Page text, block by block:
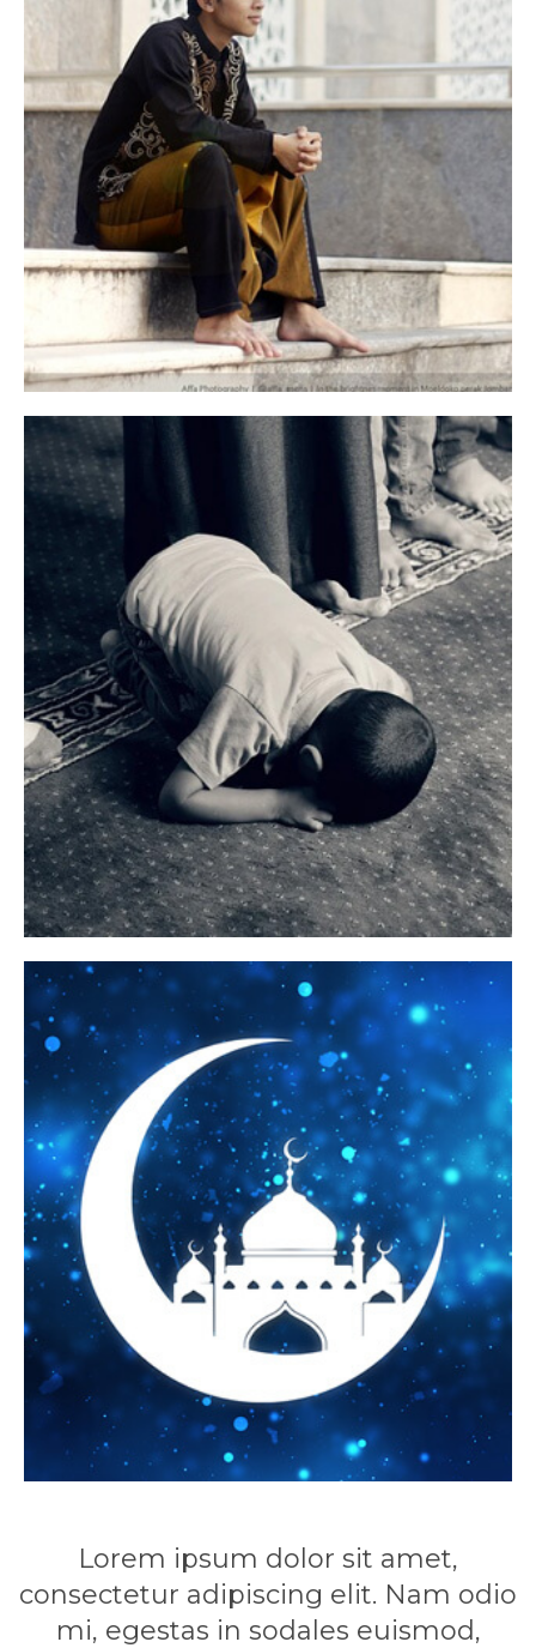
Lorem ipsum dolor sit amet,
consectetur adipiscing elit. Nam odio
mi, egestas in sodales euismod,